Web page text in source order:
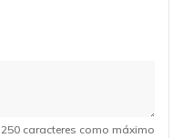
250 caracteres como máximo